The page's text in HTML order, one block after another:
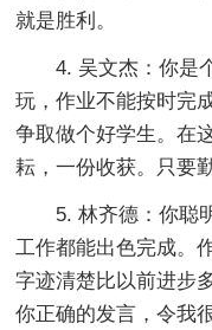
就是胜利。
4. 吴文杰：你是
玩，作业不能按时完
争取做个好学生。在
耘，一份收获。只要
5. 林齐德：你聪
工作都能出色完成。
字迹清楚比以前进步
你正确的发言，令我